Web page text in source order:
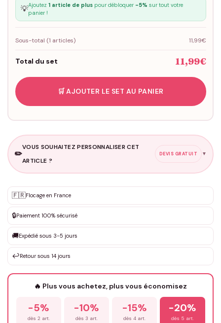
💡Ajoutez 1 article de pluspour débloquer -5% sur tout votre
panier !
Sous-total (1 articles) 11,99€
Total du set 11,99€
🛒 AJOUTER LE SET AU PANIER
✏️
VOUS SOUHAITEZ PERSONNALISER CET
ARTICLE ?
DEVIS GRATUIT ▼
✨ Personnalisation sur mesure
DEVIS GRATUIT · Personnalisation de 3 à 10€ selon la demande
Que souhaitez-vous ?*
Votre texte / idée*
Prénom*
🇫🇷Flocage en France
🔒Paiement 100% sécurisé
🚚Expédié sous 3-5 jours
↩️Retour sous 14 jours
🔥 Plus vous achetez, plus vous économisez
-5%
dès 2 art.
-10%
dès 3 art.
-15%
dès 4 art.
-20%
dès 5 art.